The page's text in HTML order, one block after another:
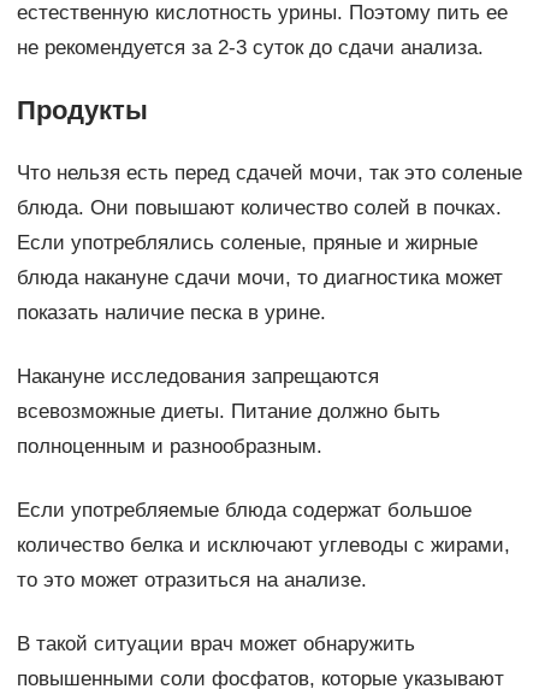
естественную кислотность урины. Поэтому пить ее
не рекомендуется за 2-3 суток до сдачи анализа.
Продукты
Что нельзя есть перед сдачей мочи, так это соленые
блюда. Они повышают количество солей в почках.
Если употреблялись соленые, пряные и жирные
блюда накануне сдачи мочи, то диагностика может
показать наличие песка в урине.
Накануне исследования запрещаются
всевозможные диеты. Питание должно быть
полноценным и разнообразным.
Если употребляемые блюда содержат большое
количество белка и исключают углеводы с жирами,
то это может отразиться на анализе.
В такой ситуации врач может обнаружить
повышенными соли фосфатов, которые указывают